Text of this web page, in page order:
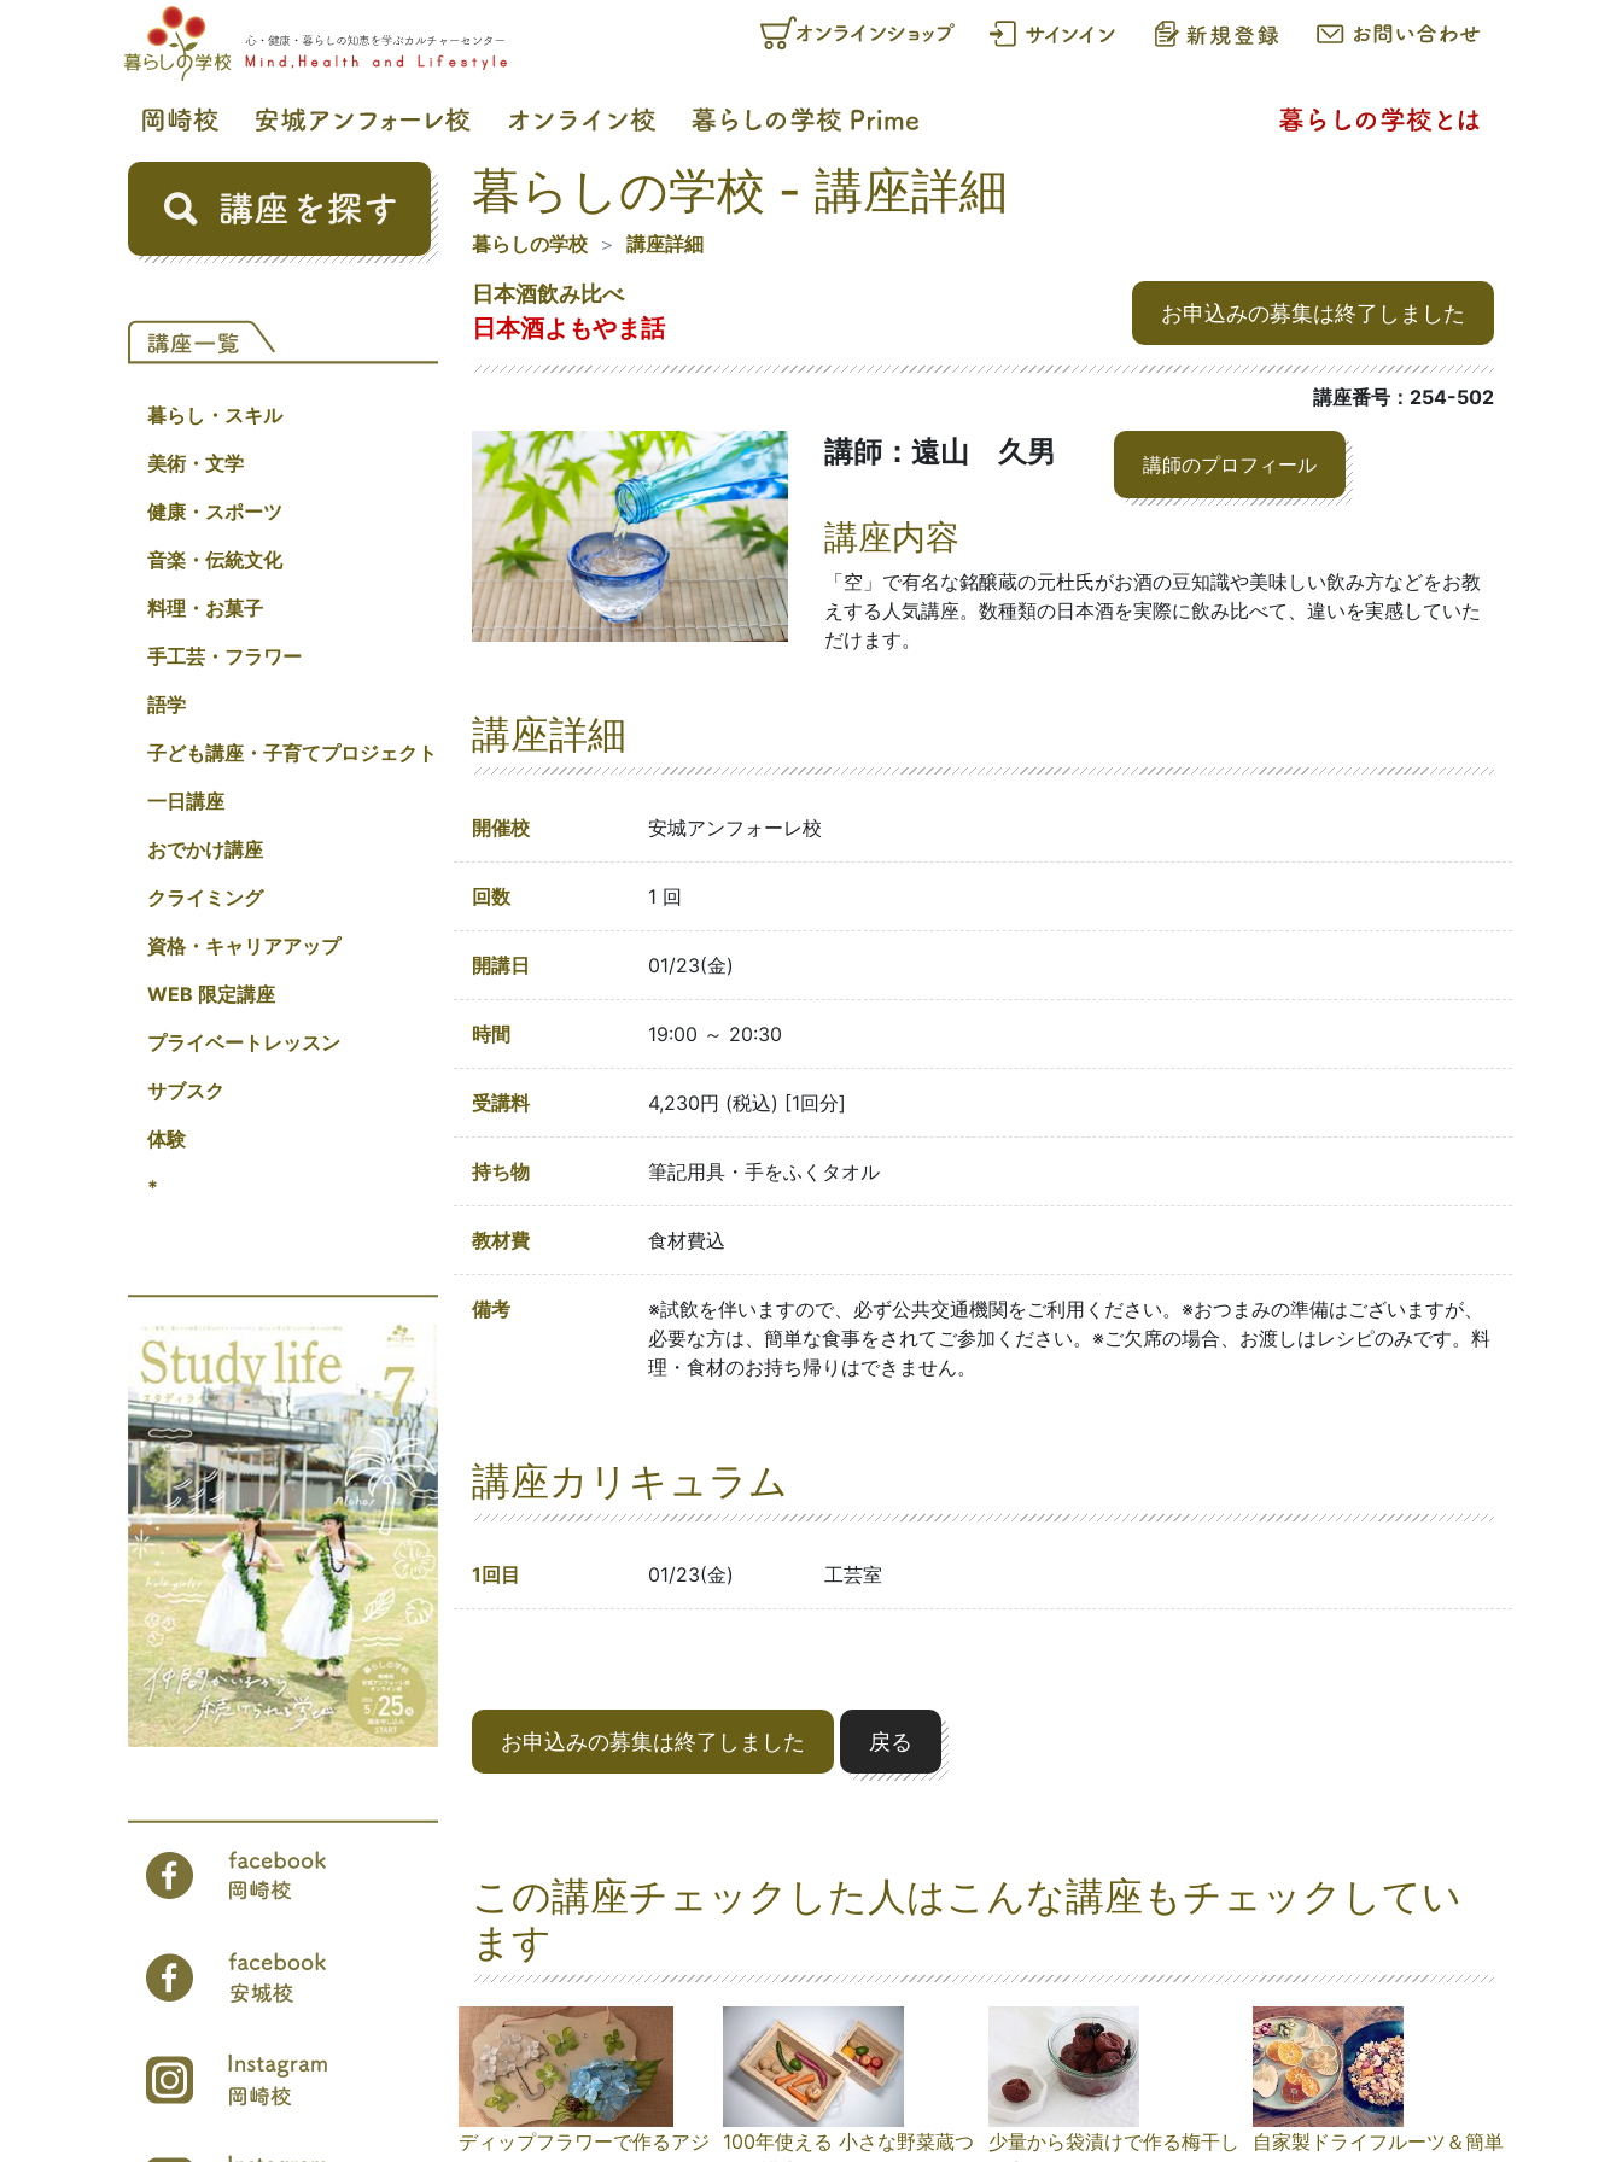
暮らし・スキル
美術・文学
健康・スポーツ
音楽・伝統文化
料理・お菓子
手工芸・フラワー
語学
子ども講座・子育てプロジェクト
一日講座
おでかけ講座
クライミング
資格・キャリアアップ
WEB 限定講座
プライベートレッスン
サブスク
体験
*
暮らしの学校 - 講座詳細
暮らしの学校 講座詳細
日本酒飲み比べ
日本酒よもやま話
お申込みの募集は終了しました
講座番号：254-502
講師：遠山 久男 講師のプロフィール
講座内容
「空」で有名な銘醸蔵の元杜氏がお酒の豆知識や美味しい飲み方などをお教
えする人気講座。数種類の日本酒を実際に飲み比べて、違いを実感していた
だけます。
講座詳細
開催校 安城アンフォーレ校
回数 1 回
開講日 01/23(金)
時間 19:00 ～ 20:30
受講料 4,230円 (税込) [1回分]
持ち物 筆記用具・手をふくタオル
教材費 食材費込
備考
※試飲を伴いますので、必ず公共交通機関をご利用ください。※おつまみの準備はございますが、
必要な方は、簡単な食事をされてご参加ください。※ご欠席の場合、お渡しはレシピのみです。料
理・食材のお持ち帰りはできません。
講座カリキュラム
1回目 01/23(金) 工芸室
お申込みの募集は終了しました 戻る
この講座チェックした人はこんな講座もチェックしてい
ます
ディップフラワーで作るアジ
100年使える 小さな野菜蔵つ
少量から袋漬けで作る梅干し
自家製ドライフルーツ＆簡単